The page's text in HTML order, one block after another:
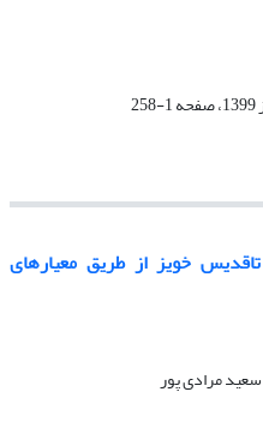
خویز از طریق معیارهای
سعید مرادی پور